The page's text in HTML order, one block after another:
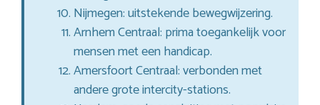
Nijmegen: uitstekende bewegwijzering.
Arnhem Centraal: prima toegankelijk voor
mensen met een handicap.
Amersfoort Centraal: verbonden met
andere grote intercity-stations.